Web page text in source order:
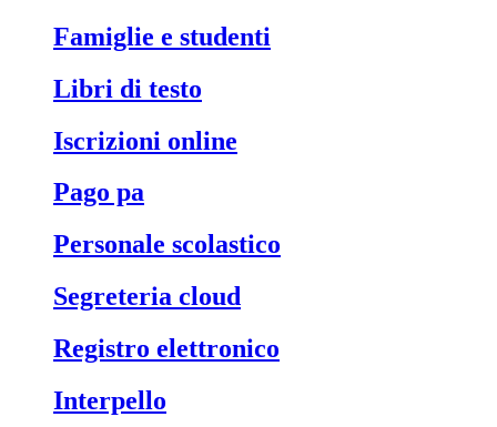
famiglie e studenti
libri di testo
iscrizioni online
pago pa
personale scolastico
segreteria cloud
registro elettronico
interpello